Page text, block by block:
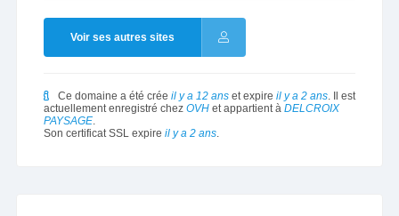
Voir ses autres sites
Ce domaine a été crée il y a 12 anset expire il y a 2 ans. Il est
actuellement enregistré chez OVHet appartient à DELCROIX
PAYSAGE.
Son certificat SSL expire il y a 2 ans.